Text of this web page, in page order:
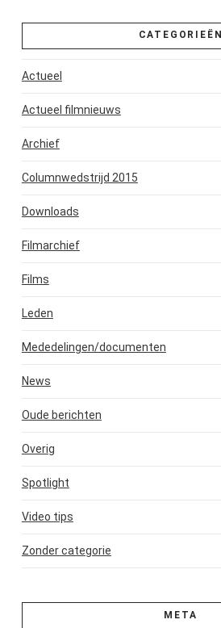
CATEGORIEËN
Actueel
Actueel filmnieuws
Archief
Columnwedstrijd 2015
Downloads
Filmarchief
Films
Leden
Mededelingen/documenten
News
Oude berichten
Overig
Spotlight
Video tips
Zonder categorie
META